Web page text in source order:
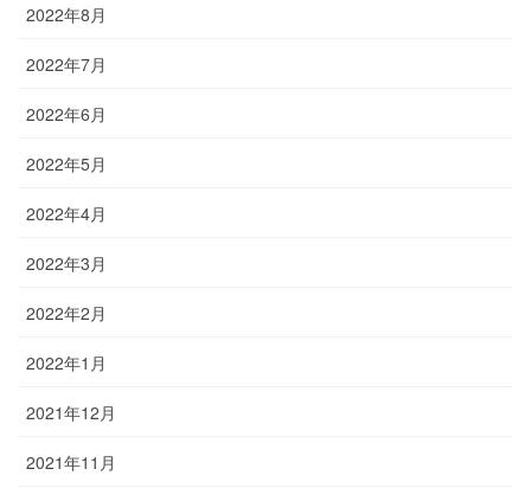
2022年8月
2022年7月
2022年6月
2022年5月
2022年4月
2022年3月
2022年2月
2022年1月
2021年12月
2021年11月